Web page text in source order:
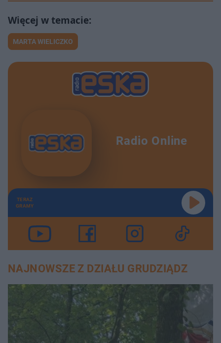
MARTA WIELICZKO
Radio Online
TERAZ
GRAMY
NAJNOWSZE Z DZIAŁU GRUDZIĄDZ